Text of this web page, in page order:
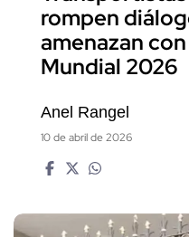
rompen
amenazan
Mundial 2026
Anel Rangel
10 de abril de 2026